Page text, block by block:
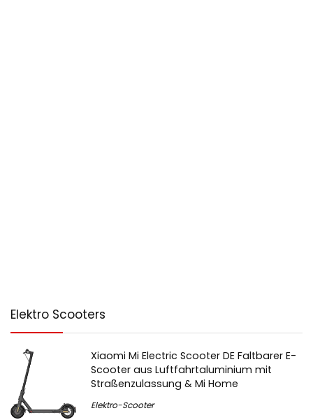
Elektro Scooters
Xiaomi Mi Electric Scooter DE Faltbarer E-
Scooter aus Luftfahrtaluminium mit
Straßenzulassung & Mi Home
Elektro-Scooter